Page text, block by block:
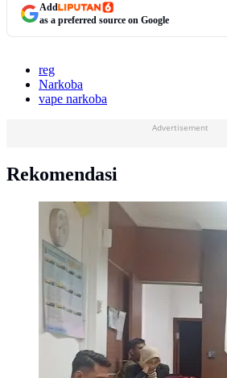
Add
as a preferred source on Google
reg
Narkoba
vape narkoba
Advertisement
Rekomendasi